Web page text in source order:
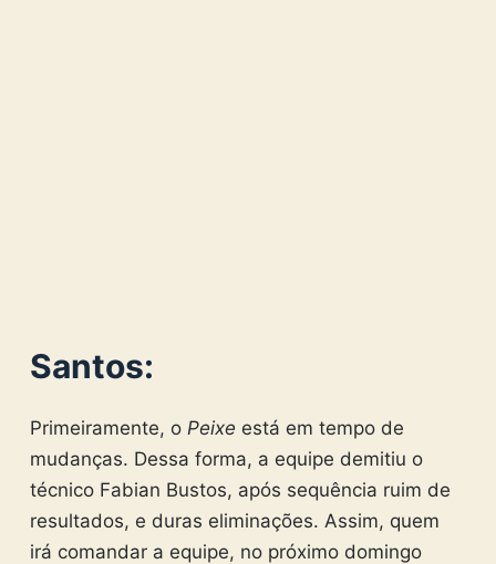
Santos:
Primeiramente, o Peixe está em tempo de
mudanças. Dessa forma, a equipe demitiu o
técnico Fabian Bustos, após sequência ruim de
resultados, e duras eliminações. Assim, quem
irá comandar a equipe, no próximo domingo